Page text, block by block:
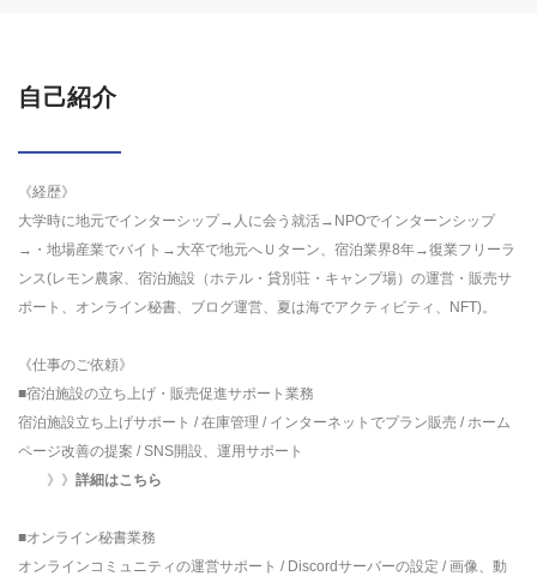
自己紹介
《経歴》
大学時に地元でインターシップ→人に会う就活→NPOでインターンシップ
→・地場産業でバイト→大卒で地元へＵターン、宿泊業界8年→復業フリーラ
ンス(レモン農家、宿泊施設（ホテル・貸別荘・キャンプ場）の運営・販売サ
ポート、オンライン秘書、ブログ運営、夏は海でアクティビティ、NFT)。
《仕事のご依頼》
■宿泊施設の立ち上げ・販売促進サポート業務
宿泊施設立ち上げサポート / 在庫管理 / インターネットでプラン販売 / ホーム
ページ改善の提案 / SNS開設、運用サポート
》》 詳細はこちら
■オンライン秘書業務
オンラインコミュニティの運営サポート / Discordサーバーの設定 / 画像、動